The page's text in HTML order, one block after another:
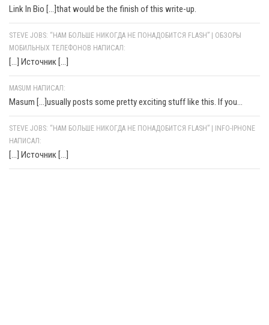
Link In Bio [...]that would be the finish of this write-up.
STEVE JOBS: “НАМ БОЛЬШЕ НИКОГДА НЕ ПОНАДОБИТСЯ FLASH” | ОБЗОРЫ
МОБИЛЬНЫХ ТЕЛЕФОНОВ НАПИСАЛ:
[…] Источник […]
MASUM НАПИСАЛ:
Masum [...]usually posts some pretty exciting stuff like this. If you...
STEVE JOBS: “НАМ БОЛЬШЕ НИКОГДА НЕ ПОНАДОБИТСЯ FLASH” | INFO-IPHONE
НАПИСАЛ:
[…] Источник […]